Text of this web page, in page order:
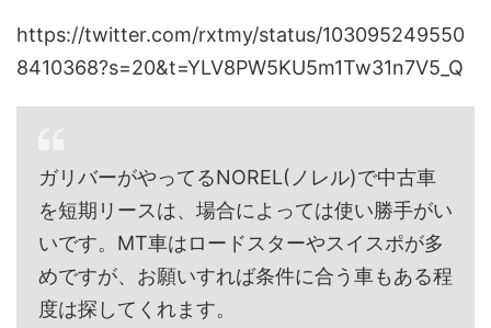
https://twitter.com/rxtmy/status/103095249550
8410368?s=20&t=YLV8PW5KU5m1Tw31n7V5_Q
ガリバーがやってるNOREL(ノレル)で中古車
を短期リースは、場合によっては使い勝手がい
いです。MT車はロードスターやスイスポが多
めですが、お願いすれば条件に合う車もある程
度は探してくれます。